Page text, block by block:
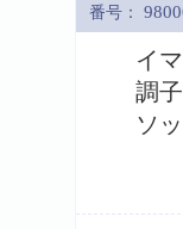
番号：
イ
調
ソ